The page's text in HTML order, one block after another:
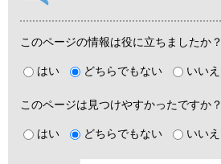
このページの情報は役に立ちましたか？
はい どちらでもない いいえ
このページは見つけやすかったですか？
はい どちらでもない いいえ